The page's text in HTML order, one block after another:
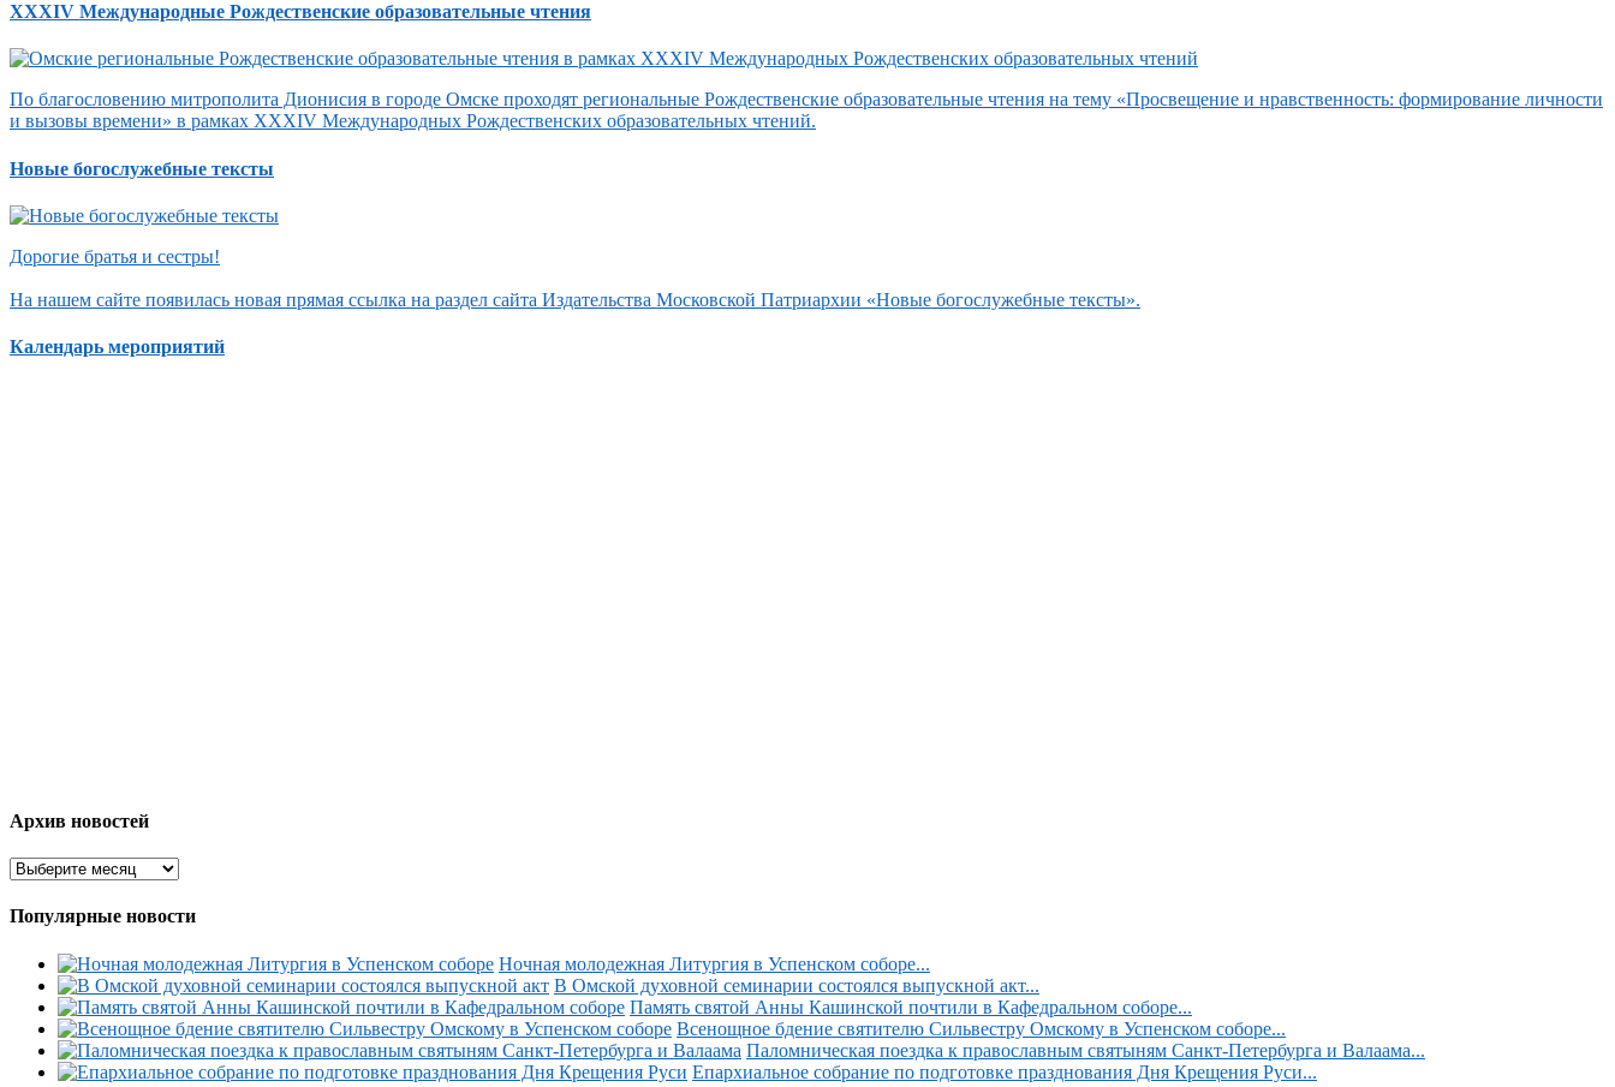
XXXIV Международные Рождественские образовательные чтения
По благословению митрополита Дионисия в городе Омске проходят региональные Рождественские образовательные чтения на тему «Просвещение и нравственность: формирование личности
и вызовы времени» в рамках XXXIV Международных Рождественских образовательных чтений.
Новые богослужебные тексты
Дорогие братья и сестры!
На нашем сайте появилась новая прямая ссылка на раздел сайта Издательства Московской Патриархии «Новые богослужебные тексты».
Календарь мероприятий
Архив новостей
Популярные новости
Ночная молодежная Литургия в Успенском соборе...
В Омской духовной семинарии состоялся выпускной акт...
Память святой Анны Кашинской почтили в Кафедральном соборе...
Всенощное бдение святителю Сильвестру Омскому в Успенском соборе...
Паломническая поездка к православным святыням Санкт-Петербурга и Валаама...
Епархиальное собрание по подготовке празднования Дня Крещения Руси...